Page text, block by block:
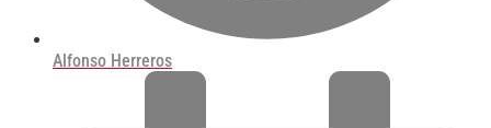
Alfonso Herreros